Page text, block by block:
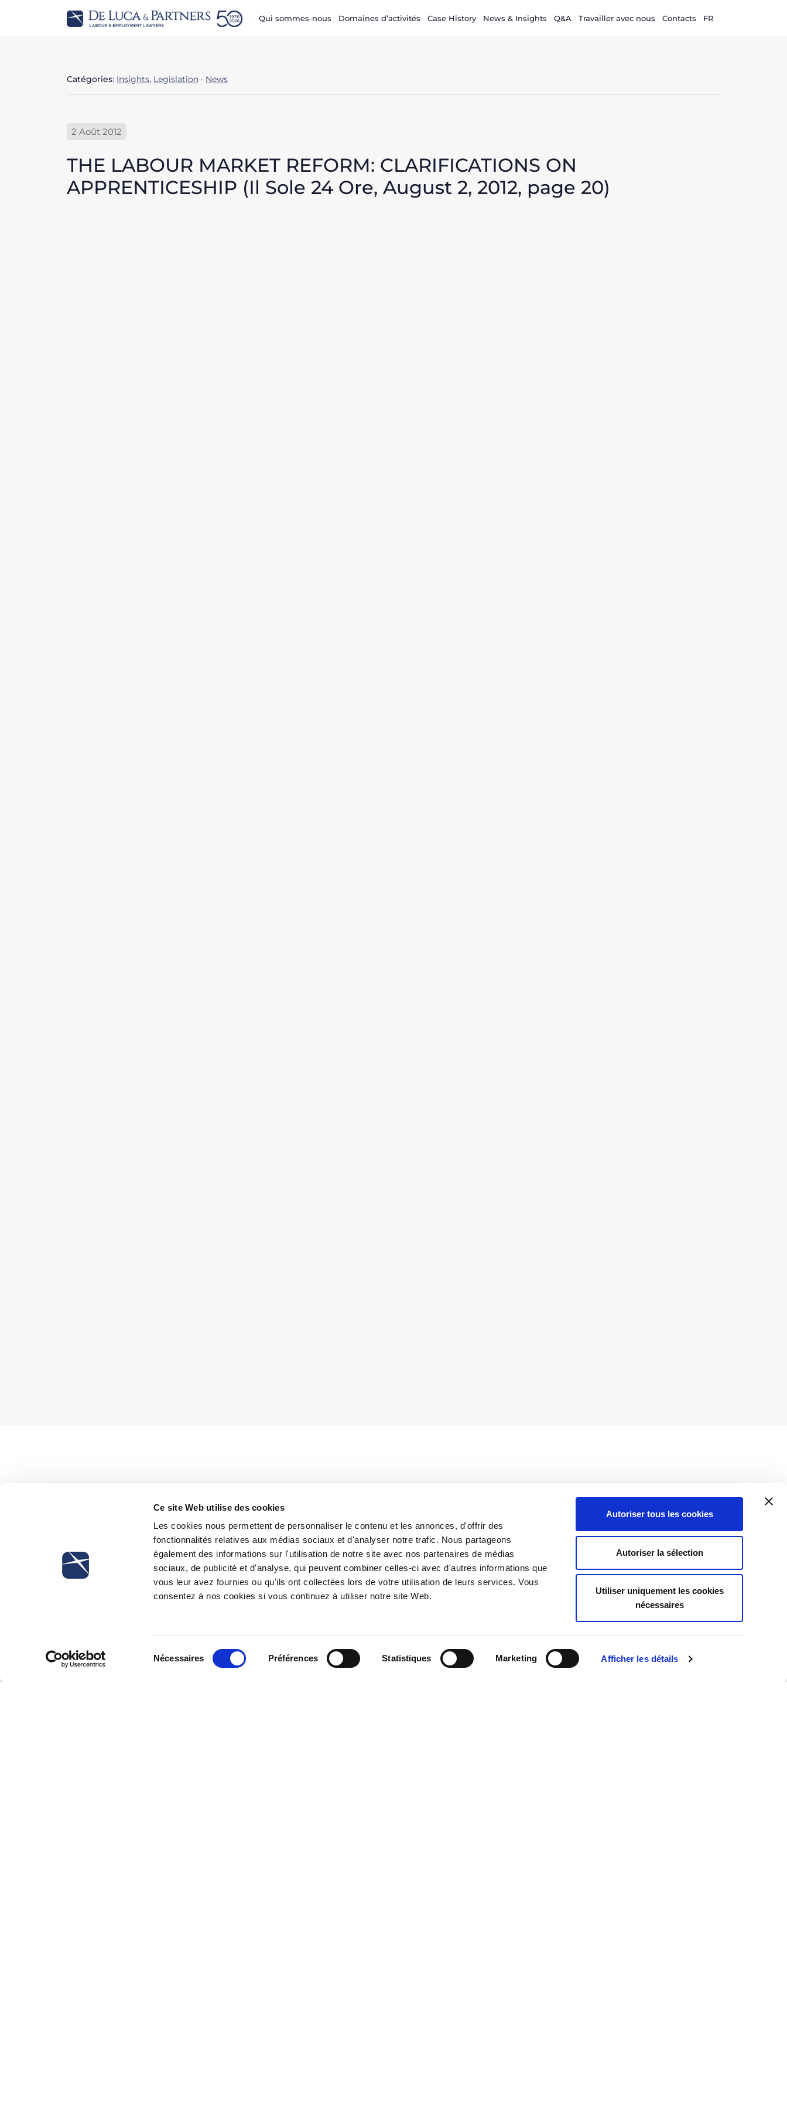
Ce site Web utilise des cookies
Les cookies nous permettent de personnaliser le contenu et les annonces, d'offrir des
fonctionnalités relatives aux médias sociaux et d'analyser notre trafic. Nous partageons
également des informations sur l'utilisation de notre site avec nos partenaires de médias
sociaux, de publicité et d'analyse, qui peuvent combiner celles-ci avec d'autres informations que
vous leur avez fournies ou qu'ils ont collectées lors de votre utilisation de leurs services. Vous
consentez à nos cookies si vous continuez à utiliser notre site Web.
Nécessaires Préférences Statistiques Marketing Afficher les détails
Autoriser tous les cookies
Autoriser la sélection
Utiliser uniquement les cookies
nécessaires
Qui sommes-nous Domaines d’activités Case History News & Insights Q&A Travailler avec nous Contacts FR
Catégories: Insights, Legislation · News
2 Août 2012
THE LABOUR MARKET REFORM: CLARIFICATIONS ON
APPRENTICESHIP (Il Sole 24 Ore, August 2, 2012, page 20)
confirmed that the hiring in apprenticeship of persons enrolled in the lists of
mobility (i.e., lists where employees subject to collective dismissal procedures are
registered) can be entered into regardless of the employee’s age. The Ministry,
with another response to question No. 25/2012, has moreover specified that also
the apprentices may enroll themselves in the uncompensated mobility list, so
called “piccola mobilità”, in connection with a dismissal for objective justified
ground related to reduction, transformation or cessation of business or work,
Insights
Practice
Publications
Tu sais que